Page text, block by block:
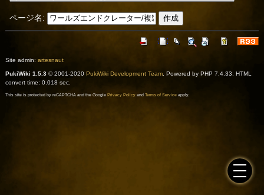
ページ名:
Site admin: artesnaut
PukiWiki 1.5.3© 2001-2020 PukiWiki Development Team. Powered by PHP 7.4.33. HTML
convert time: 0.018 sec.
This site is protected by reCAPTCHA and the Google Privacy Policyand Terms of Serviceapply.